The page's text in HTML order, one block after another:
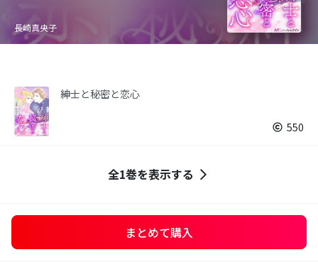
長崎真央子
紳士と秘密と恋心
550
全1巻を表示する
まとめて購入